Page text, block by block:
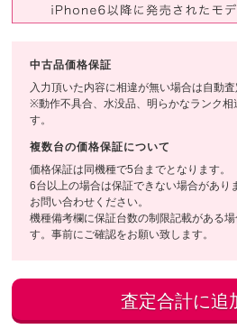
中古品価格保証
入力頂いた内容に相違が無い場合は自動
※動作不具合、水没品、明らかなランク相
す。
複数台の価格保証について
価格保証は同機種で5台までとなります。
6台以上の場合は保証できない場合があり
お問い合わせください。
機種備考欄に保証台数の制限記載がある
す。事前にご確認をお願い致します。